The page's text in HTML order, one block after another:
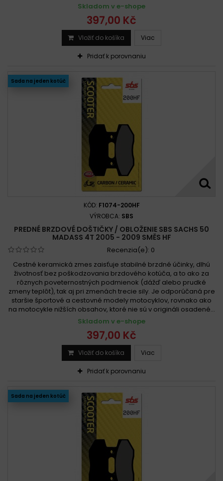
Skladom v e-shope
397,00 Kč
Vložiť do košíka Viac
Pridať k porovnaniu
Sada na jeden kotúč
KÓD: F1074-200HF
VÝROBCA: SBS
PREDNÉ BRZDOVÉ DOŠTIČKY / OBLOŽENIE SBS SACHS 50
MADASS 4T 2005 - 2009 SMĚS HF
Recenzia(e): 0
Cestné keramická zmes zaisťuje stabilné brzdné účinky, dlhú
životnosť bez poškodzovania brzdového kotúča, a to ako za
rôznych poveternostných podmienok (dážď alebo prudké
zmeny teplôt), tak aj pri zmenách trecie sily. Je odporúčaná pre
staršie športové a cestovné modely motocyklov, rovnako ako
na motocykle nižších obsahov, ktoré nie sú v origináli osadené...
Skladom v e-shope
397,00 Kč
Vložiť do košíka Viac
Pridať k porovnaniu
Sada na jeden kotúč